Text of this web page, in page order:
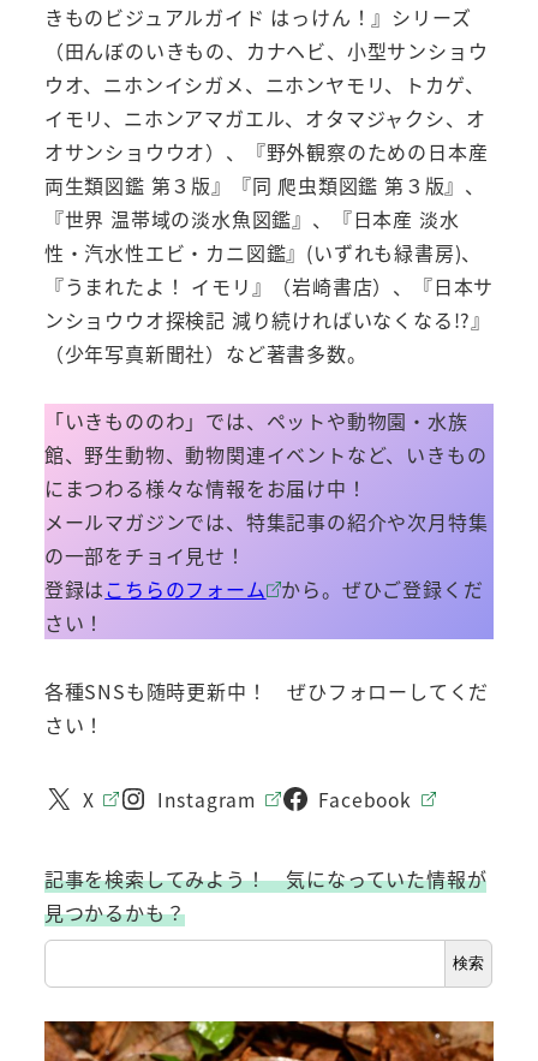
きものビジュアルガイド はっけん！』シリーズ
（田んぼのいきもの、カナヘビ、小型サンショウ
ウオ、ニホンイシガメ、ニホンヤモリ、トカゲ、
イモリ、ニホンアマガエル、オタマジャクシ、オ
オサンショウウオ）、『野外観察のための日本産
両生類図鑑 第３版』『同 爬虫類図鑑 第３版』、
『世界 温帯域の淡水魚図鑑』、『日本産 淡水
性・汽水性エビ・カニ図鑑』(いずれも緑書房)、
『うまれたよ！ イモリ』（岩崎書店）、『日本サ
ンショウウオ探検記 減り続ければいなくなる!?』
（少年写真新聞社）など著書多数。
「いきもののわ」では、ペットや動物園・水族
館、野生動物、動物関連イベントなど、いきもの
にまつわる様々な情報をお届け中！
メールマガジンでは、特集記事の紹介や次月特集
の一部をチョイ見せ！
登録はこちらのフォーム
から。ぜひご登録くだ
さい！
各種SNSも随時更新中！ ぜひフォローしてくだ
さい！
X Instagram Facebook
記事を検索してみよう！ 気になっていた情報が
見つかるかも？
検索